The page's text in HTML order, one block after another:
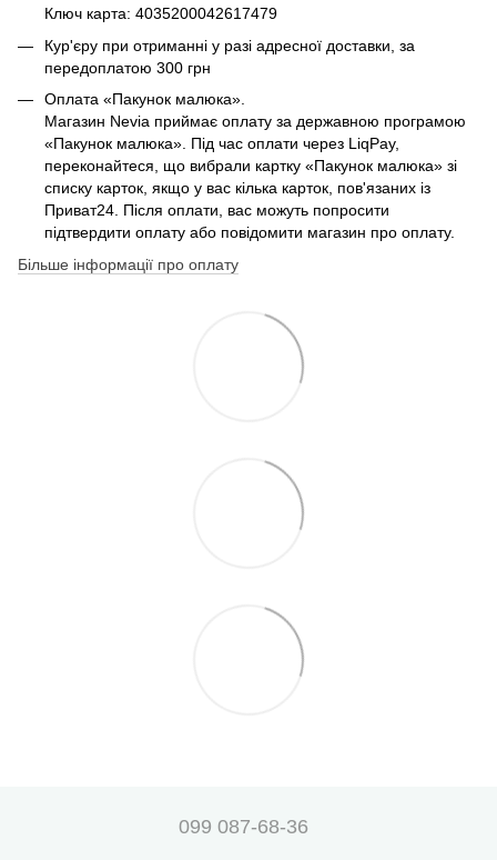
Ключ карта: 4035200042617479
Кур'єру при отриманні у разі адресної доставки, за
передоплатою 300 грн
Оплата «Пакунок малюка».
Магазин Nevia приймає оплату за державною програмою
«Пакунок малюка». Під час оплати через LiqPay,
переконайтеся, що вибрали картку «Пакунок малюка» зі
списку карток, якщо у вас кілька карток, пов'язаних із
Приват24. Після оплати, вас можуть попросити
підтвердити оплату або повідомити магазин про оплату.
Більше інформації про оплату
099 087-68-36